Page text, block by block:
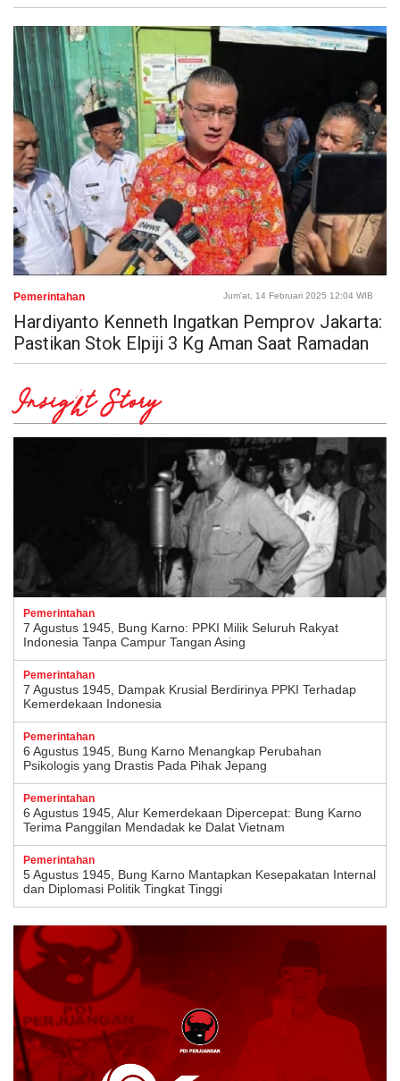
Pemerintahan Jum'at, 14 Februari 2025 12:04 WIB
Hardiyanto Kenneth Ingatkan Pemprov Jakarta:
Pastikan Stok Elpiji 3 Kg Aman Saat Ramadan
Insight Story
Pemerintahan
7 Agustus 1945, Bung Karno: PPKI Milik Seluruh Rakyat
Indonesia Tanpa Campur Tangan Asing
Pemerintahan
7 Agustus 1945, Dampak Krusial Berdirinya PPKI Terhadap
Kemerdekaan Indonesia
Pemerintahan
6 Agustus 1945, Bung Karno Menangkap Perubahan
Psikologis yang Drastis Pada Pihak Jepang
Pemerintahan
6 Agustus 1945, Alur Kemerdekaan Dipercepat: Bung Karno
Terima Panggilan Mendadak ke Dalat Vietnam
Pemerintahan
5 Agustus 1945, Bung Karno Mantapkan Kesepakatan Internal
dan Diplomasi Politik Tingkat Tinggi